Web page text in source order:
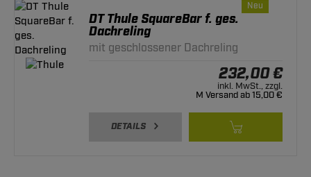
Neu
DT Thule SquareBar f. ges.
Dachreling
mit geschlossener Dachreling
232,00 €
inkl. MwSt., zzgl.
M Versand ab 15,00 €
DETAILS